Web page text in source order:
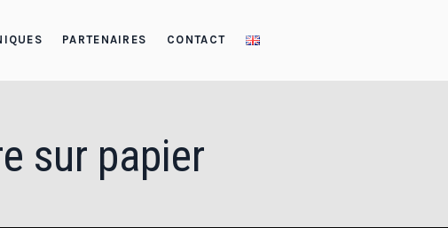
PARTENAIRES CONTACT
sur papier